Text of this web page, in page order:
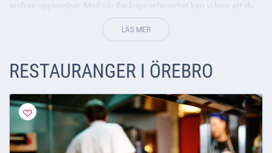
andras upplevelser. Med vår fleråriga erfarenhet kan vi lova att du
hittar den restaurang i Örebro som passar just dig och dina
RESTAURANGER I ÖREBRO